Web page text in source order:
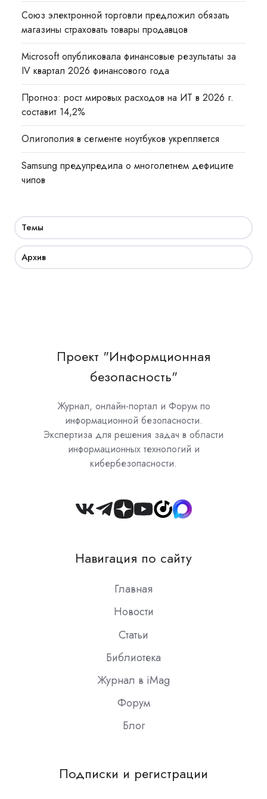
Союз электронной торговли предложил обязать
магазины страховать товары продавцов
Microsoft опубликовала финансовые результаты за
IV квартал 2026 финансового года
Прогноз: рост мировых расходов на ИТ в 2026 г.
составит 14,2%
Олигополия в сегменте ноутбуков укрепляется
Samsung предупредила о многолетнем дефиците
чипов
Темы
Архив
Проект "Информционная
безопасность"
Журнал, онлайн-портал и Форум по
информационной безопасности.
Экспертиза для решения задач в области
информационных технологий и
кибербезопасности.
Join
Slack
Навигация по сайту
Главная
Новости
Статьи
Библиотека
Журнал в iMag
Форум
Блог
Подписки и регистрации